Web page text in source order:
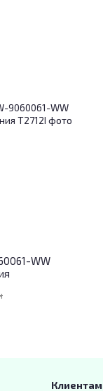
WW
Клиентам